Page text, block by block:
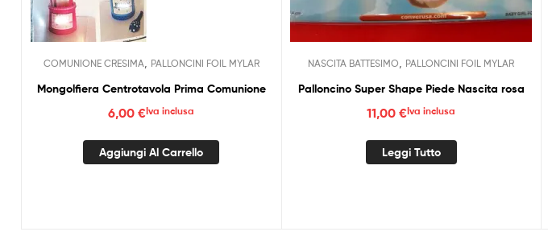
COMUNIONE CRESIMA PALLONCINI FOIL MYLAR
Mongolfiera Centrotavola Prima Comunione
6,00€Iva inclusa
Aggiungi Al Carrello
NASCITA BATTESIMO PALLONCINI FOIL MYLAR
Palloncino Super Shape Piede Nascita rosa
11,00€Iva inclusa
Leggi Tutto